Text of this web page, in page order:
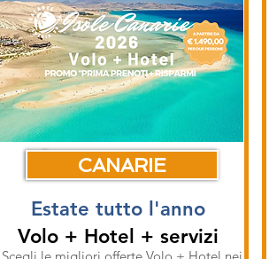
CANARIE
Estate tutto l'anno
Volo + Hotel + servizi